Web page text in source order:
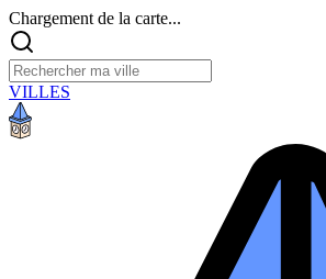
Chargement de la carte...
VILLES